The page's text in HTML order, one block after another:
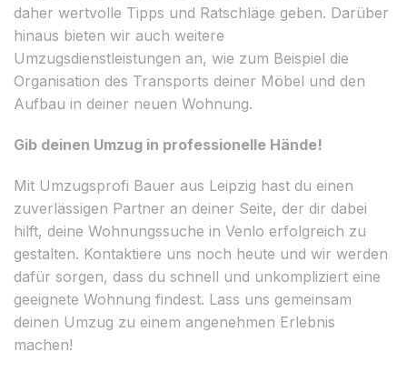
daher wertvolle Tipps und Ratschläge geben. Darüber
hinaus bieten wir auch weitere
Umzugsdienstleistungen an, wie zum Beispiel die
Organisation des Transports deiner Möbel und den
Aufbau in deiner neuen Wohnung.
Gib deinen Umzug in professionelle Hände!
Mit Umzugsprofi Bauer aus Leipzig hast du einen
zuverlässigen Partner an deiner Seite, der dir dabei
hilft, deine Wohnungssuche in Venlo erfolgreich zu
gestalten. Kontaktiere uns noch heute und wir werden
dafür sorgen, dass du schnell und unkompliziert eine
geeignete Wohnung findest. Lass uns gemeinsam
deinen Umzug zu einem angenehmen Erlebnis
machen!